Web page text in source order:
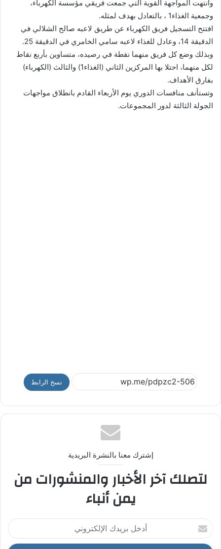
وانتهت المواجهة القوية التي جمعت فريقي مؤسسة الكهرباء،
وجمعية الغذاء1 ، بالتعادل بهدف لمثله.
افتتح التسجيل فريق الكهرباء عن طريق لاعبه صالح الشلالي في
الدقيقة 14، وعادل للغذاء لاعبه سامي الخامري في الدقيقة 25.
وبذلك وضع كل فريق منهما نقطة في رصيده، متساوين بأربع نقاط
لكل منهما، احتلا بها المركزين الثاني (الغذاء1) والثالث (الكهرباء)
بفارق الأهداف.
وتستأنف منافسات الدوري يوم الأربعاء القادم بانطلاق مواجهات
الجولة الثالثة لدور المجموعات.
نسخ الرابط
إشترك معنا بالنشرة البريدية
لتصلك آخر الأخبار والمنشورات من
يمن أنباء
أ
د
خ